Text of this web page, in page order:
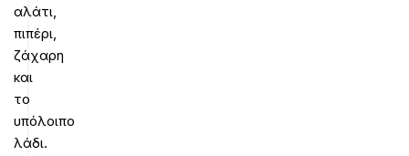
αλάτι,
πιπέρι,
ζάχαρη
και
το
υπόλοιπο
λάδι.